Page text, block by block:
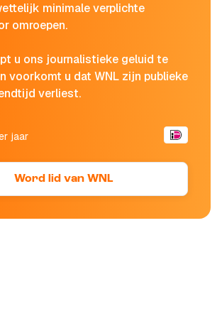
minimale verplichte
omroepen.
u ons journalistieke geluid te
voorkomt u dat WNL zijn publieke
verliest.
jaar
Word lid van WNL